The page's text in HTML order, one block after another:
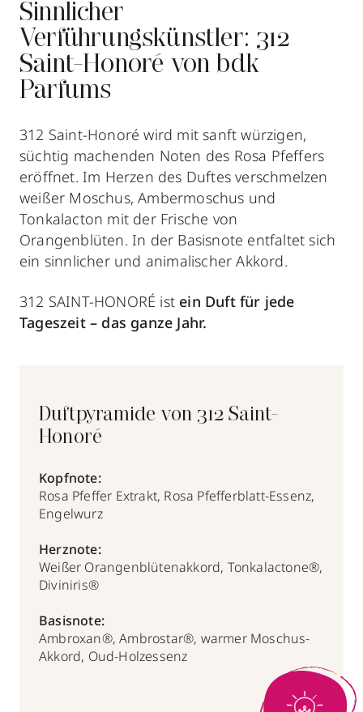
Sinnlicher
Verführungskünstler: 312
Saint-Honoré von bdk
Parfums
312 Saint-Honoré wird mit sanft würzigen,
süchtig machenden Noten des Rosa Pfeffers
eröffnet. Im Herzen des Duftes verschmelzen
weißer Moschus, Ambermoschus und
Tonkalacton mit der Frische von
Orangenblüten. In der Basisnote entfaltet sich
ein sinnlicher und animalischer Akkord.
312 SAINT-HONORÉ ist ein Duft für jede
Tageszeit – das ganze Jahr.
Duftpyramide von 312 Saint-
Honoré
Kopfnote:
Rosa Pfeffer Extrakt, Rosa Pfefferblatt-Essenz,
Engelwurz
Herznote:
Weißer Orangenblütenakkord, Tonkalactone®,
Diviniris®
Basisnote:
Ambroxan®, Ambrostar®, warmer Moschus-
Akkord, Oud-Holzessenz